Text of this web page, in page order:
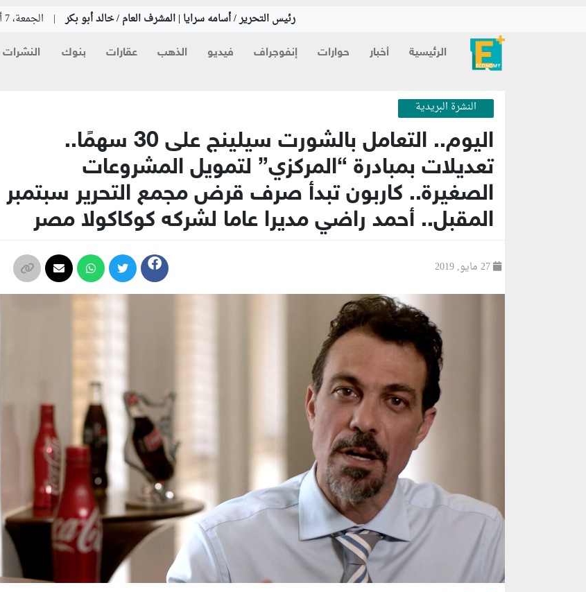
رئيس التحرير / أسامه سرايا | المشرف العام / خالد أبو بكر | الجمعة، 7 أغسطس 2026
الرئيسية أخبار حوارات إنفوجراف فيديو الذهب عقارات بنوك النشرات
النشرة البريدية
اليوم.. التعامل بالشورت سيلينج على 30 سهمًا..
تعديلات بمبادرة “المركزي” لتمويل المشروعات
الصغيرة.. كاربون تبدأ صرف قرض مجمع التحرير سبتمبر
المقبل.. أحمد راضي مديرا عاما لشركه كوكاكولا مصر